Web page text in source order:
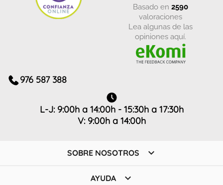
basado en 2590
valoraciones
Lea algunas de las
opiniones aquí.
976 587 388
L-J: 9:00h a 14:00h - 15:30h a 17:30h
V: 9:00h a 14:00h
SOBRE NOSOTROS 
AYUDA 